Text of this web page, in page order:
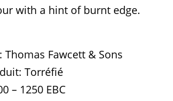
with a hint of burnt edge.
Thomas Fawcett & Sons
Torréfié
– 1250 EBC